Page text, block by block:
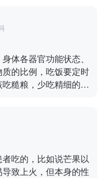
体各器官功能状态、
的比例，吃饭要定时
糙粮，少吃精细的谷
吃一些含有植物蛋白
品。多吃新鲜的蔬
菜为主，每天进食一
应该少进食。
吃的，比如说芒果以
致上火，但本身的性